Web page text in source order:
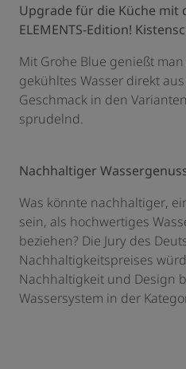
Upgrade für die Küche mit
ELEMENTS-Edition!
Mit Grohe Blue genießt
gekühltes Wasser direkt
Geschmack in den
sprudelnd.
Nachhaltiger
Was könnte nachhaltiger,
sein, als hochwertiges
beziehen? Die Jury des
Nachhaltigkeitspreises
Nachhaltigkeit und Design
Wassersystem in der